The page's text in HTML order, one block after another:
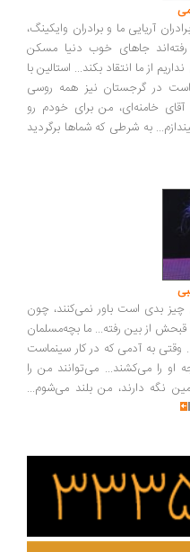
ما و برادران وایکینگ،
جاهای خوب دنیا مسکن
انتقاد بکند... استالین با
گرجستان نیز همه روسی
من برای خودم رو
به شرطی که شماها برگردید
است باور نمی‌کنند، چون
رفته... ما بچه‌مسلمان
آدمی که در کار سینماست
می‌کشند... می‌توانند من را
دارند، من بلند می‌شوم...